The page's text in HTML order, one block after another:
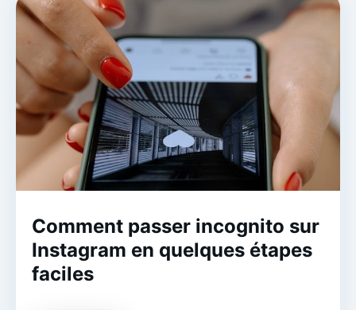
Comment passer incognito sur
Instagram en quelques étapes
faciles